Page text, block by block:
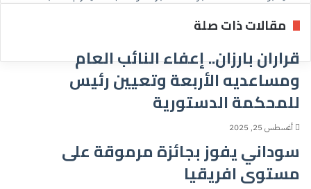
مقالات ذات صلة
قراران بارزان.. إعفاء النائب العام
ومساعديه الأربعة وتعيين رئيس
للمحكمة الدستورية
أغسطس 25, 2025
سوداني يفوز بجائزة مرموقة على
مستوى افريقيا